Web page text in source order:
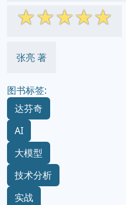
☆☆☆☆☆
张亮 著
图书标签:
达芬奇
AI
大模型
技术分析
实战